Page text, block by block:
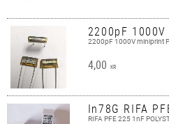
2200pF
2200pF 1000V miniprint
4,00 KR
In78G RIFA
RIFA PFE 225 1nF